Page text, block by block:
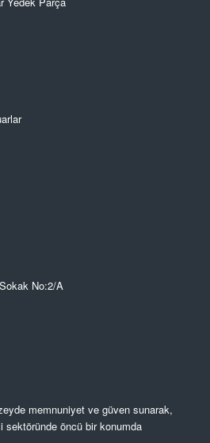
No:2/A
memnuniyet ve güven sunarak,
sektöründe öncü bir konumda